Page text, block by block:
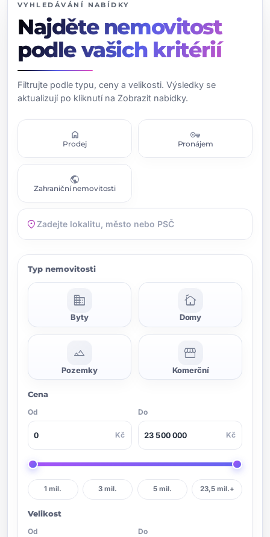
VYHLEDÁVÁNÍ NABÍDKY
Najděte nemovitost
podle vašich kritérií
Filtrujte podle typu, ceny a velikosti. Výsledky se
aktualizují po kliknutí na Zobrazit nabídky.
home
Prodej
vpn_key
Pronájem
public
Zahraniční nemovitosti
location_on
Typ nemovitosti
domain
Byty
cottage
Domy
landscape
Pozemky
storefront
Komerční
Cena
Od
Kč
Do
Kč
1 mil. 3 mil. 5 mil. 23,5 mil.+
Velikost
Od Do